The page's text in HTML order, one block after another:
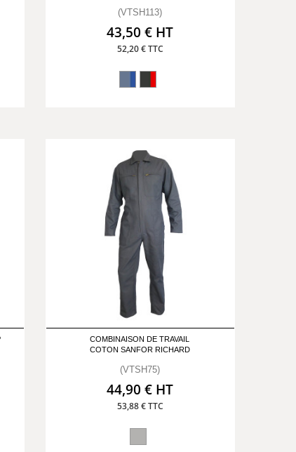
(VTSH113)
43,50 € HT
52,20 € TTC
COMBINAISON DE TRAVAIL
COTON SANFOR RICHARD
(VTSH75)
44,90 € HT
53,88 € TTC